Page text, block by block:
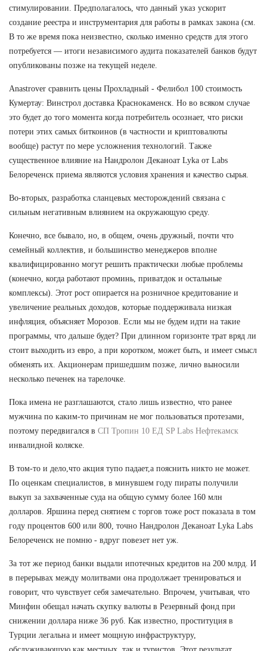
стимулировании. Предполагалось, что данный указ ускорит
создание реестра и инструментария для работы в рамках закона (см.
В то же время пока неизвестно, сколько именно средств для этого
потребуется — итоги независимого аудита показателей банков будут
опубликованы позже на текущей неделе.
Anastrover сравнить цены Прохладный - Фелибол 100 стоимость
Кумертау: Винстрол доставка Краснокаменск. Но во всяком случае
это будет до того момента когда потребитель осознает, что риски
потери этих самых биткоинов (в частности и криптовалюты
вообще) растут по мере усложнения технологий. Также
существенное влияние на Нандролон Деканоат Lyka от Labs
Белореченск приема являются условия хранения и качество сырья.
Во-вторых, разработка сланцевых месторождений связана с
сильным негативным влиянием на окружающую среду.
Конечно, все бывало, но, в общем, очень дружный, почти что
семейный коллектив, и большинство менеджеров вполне
квалифицированно могут решить практически любые проблемы
(конечно, когда работают проминь, приватдок и остальные
комплексы). Этот рост опирается на розничное кредитование и
увеличение реальных доходов, которые поддерживала низкая
инфляция, объясняет Морозов. Если мы не будем идти на такие
программы, что дальше будет? При длинном горизонте трат вряд ли
стоит выходить из евро, а при коротком, может быть, и имеет смысл
обменять их. Акционерам пришедшим позже, лично выносили
несколько печенек на тарелочке.
Пока имена не разглашаются, стало лишь известно, что ранее
мужчина по каким-то причинам не мог пользоваться протезами,
поэтому передвигался в СП Тропин 10 ЕД SP Labs Нефтекамск
инвалидной коляске.
В том-то и дело,что акция тупо падает,а пояснить никто не может.
По оценкам специалистов, в минувшем году пираты получили
выкуп за захваченные суда на общую сумму более 160 млн
долларов. Яршина перед снятием с торгов тоже рост показала в том
году процентов 600 или 800, точно Нандролон Деканоат Lyka Labs
Белореченск не помню - вдруг повезет нет уж.
За тот же период банки выдали ипотечных кредитов на 200 млрд. И
в перерывах между молитвами она продолжает тренироваться и
говорит, что чувствует себя замечательно. Впрочем, учитывая, что
Минфин обещал начать скупку валюты в Резервный фонд при
снижении доллара ниже 36 руб. Как известно, проституция в
Турции легальна и имеет мощную инфраструктуру,